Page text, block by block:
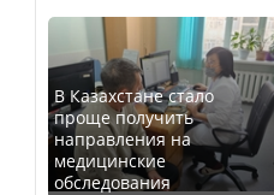
В Казахстане стало
проще получить
направления на
медицинские
обследования